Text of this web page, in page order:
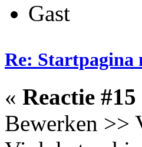
Gast
Re: Startpagina
« Reactie
Bewerken >>